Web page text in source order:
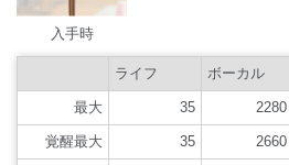
入手時
ライフ ボーカル
最大 35 2280
覚醒最大 35 2660